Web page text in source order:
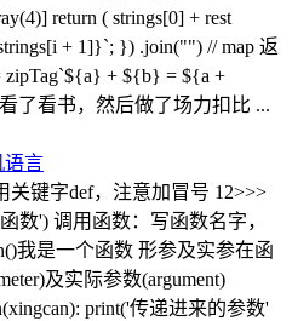
return ( strings[0] + rest
+ 1]}`; }) .join("") // map 返
zipTag`${a} + ${b} = ${a +
了看书，然后做了场力扣比 ...
语言
键字def，注意加冒号 12>>>
数') 调用函数：写函数名字，
我是一个函数 形参及实参在函
及实际参数(argument)
print('传递进来的参数'